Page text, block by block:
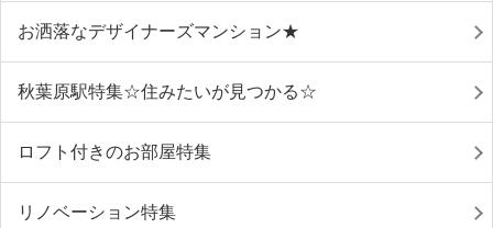
お洒落なデザイナーズマンション★
秋葉原駅特集☆住みたいが見つかる☆
ロフト付きのお部屋特集
リノベーション特集